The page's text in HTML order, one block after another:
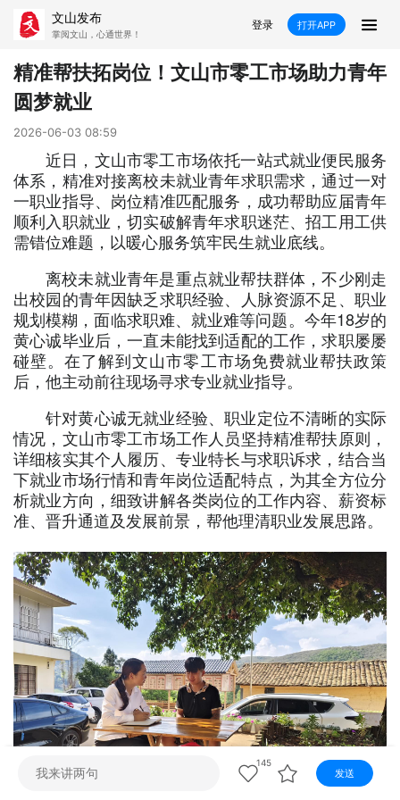
文山发布
掌阅文山，心通世界！
登录 打开APP
新闻
飞卡阅读
康养 社会 科教 经济
民族 商务
文山市 砚山县 西畴县 麻栗坡县
马关县 丘北县 广南县 富宁县
视频快刷 视频点播 阿文工作室 文山新闻
壮语节目 苗语节目 瑶语节目
精准帮扶拓岗位！文山市零工市场助力青年
圆梦就业
2026-06-03 08:59
近日，文山市零工市场依托一站式就业便民服务
体系，精准对接离校未就业青年求职需求，通过一对
一职业指导、岗位精准匹配服务，成功帮助应届青年
顺利入职就业，切实破解青年求职迷茫、招工用工供
需错位难题，以暖心服务筑牢民生就业底线。
离校未就业青年是重点就业帮扶群体，不少刚走
出校园的青年因缺乏求职经验、人脉资源不足、职业
规划模糊，面临求职难、就业难等问题。今年18岁的
黄心诚毕业后，一直未能找到适配的工作，求职屡屡
碰壁。在了解到文山市零工市场免费就业帮扶政策
后，他主动前往现场寻求专业就业指导。
针对黄心诚无就业经验、职业定位不清晰的实际
情况，文山市零工市场工作人员坚持精准帮扶原则，
详细核实其个人履历、专业特长与求职诉求，结合当
下就业市场行情和青年岗位适配特点，为其全方位分
析就业方向，细致讲解各类岗位的工作内容、薪资标
准、晋升通道及发展前景，帮他理清职业发展思路。
145
发送